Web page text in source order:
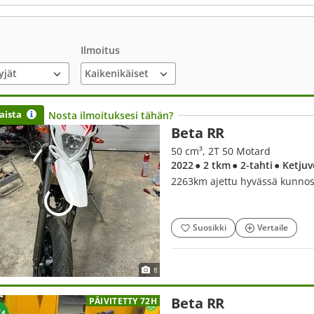
Ilmoitus
Nosta ilmoituksesi tähän?
8
Beta RR
50 cm³, 2T 50 Motard
2022● 2 tkm● 2-tahti ●
2263km ajettu hyvässä
Suosikki Vertaile
PÄIVITETTY 72H Beta RR